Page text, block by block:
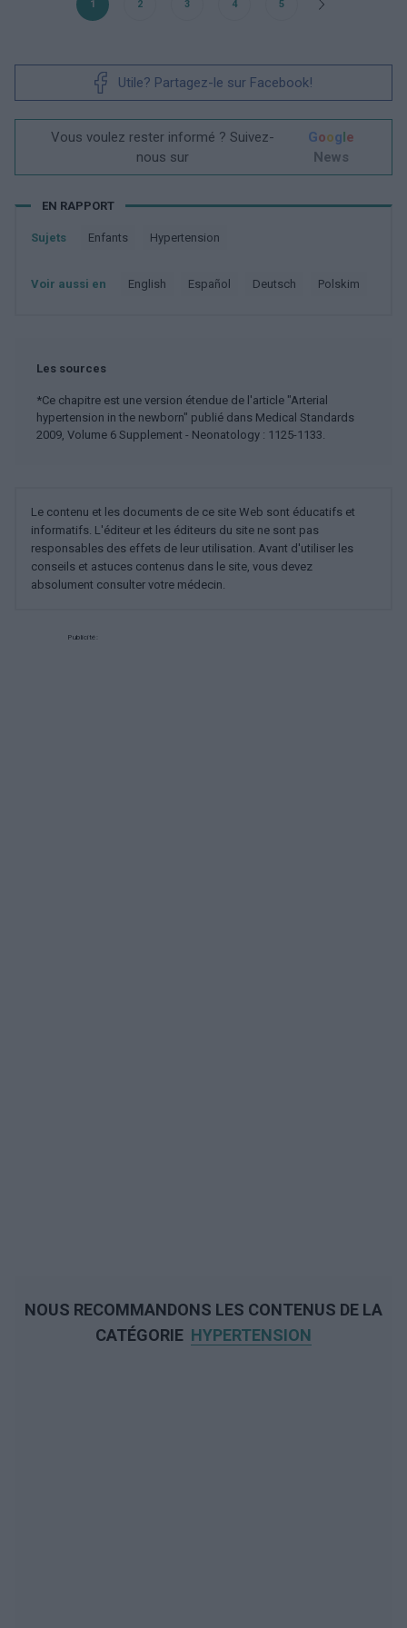
1 2 3 4 5
Utile? Partagez-le sur Facebook!
Vous voulez rester informé ? Suivez-
nous sur
Google
News
EN RAPPORT
Sujets Enfants Hypertension
Voir aussi en english español deutsch polskim
Les sources
*Ce chapitre est une version étendue de l'article "Arterial
hypertension in the newborn" publié dans Medical Standards
2009, Volume 6 Supplement - Neonatology : 1125-1133.
Le contenu et les documents de ce site Web sont éducatifs et
informatifs. L'éditeur et les éditeurs du site ne sont pas
responsables des effets de leur utilisation. Avant d'utiliser les
conseils et astuces contenus dans le site, vous devez
absolument consulter votre médecin.
Publicité:
NOUS RECOMMANDONS LES CONTENUS DE LA
CATÉGORIE HYPERTENSION